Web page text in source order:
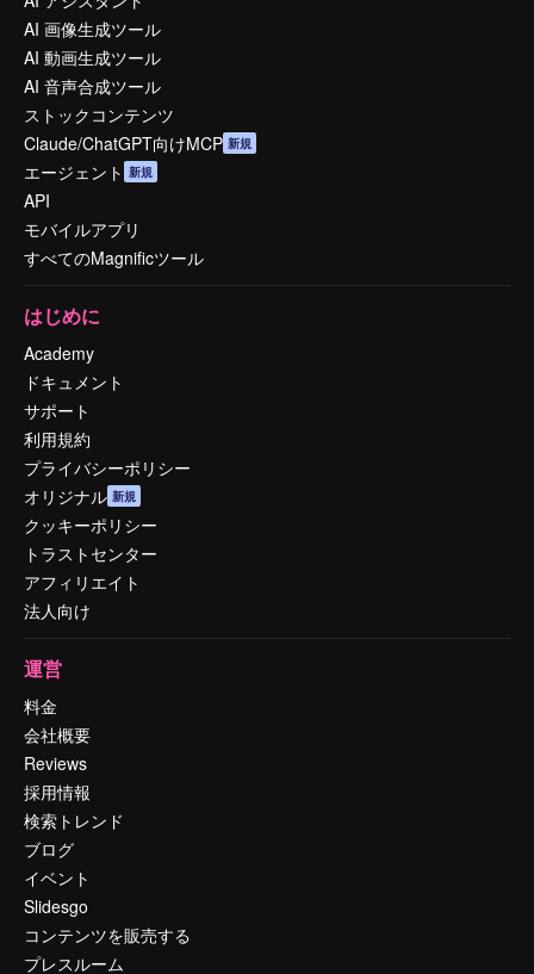
AI 画像生成ツール
AI 動画生成ツール
AI 音声合成ツール
ストックコンテンツ
Claude/ChatGPT向けMCP 新規
エージェント 新規
API
モバイルアプリ
すべてのMagnificツール
はじめに
Academy
ドキュメント
サポート
利用規約
プライバシーポリシー
オリジナル 新規
クッキーポリシー
トラストセンター
アフィリエイト
法人向け
運営
料金
会社概要
Reviews
採用情報
検索トレンド
ブログ
イベント
Slidesgo
コンテンツを販売する
プレスルーム